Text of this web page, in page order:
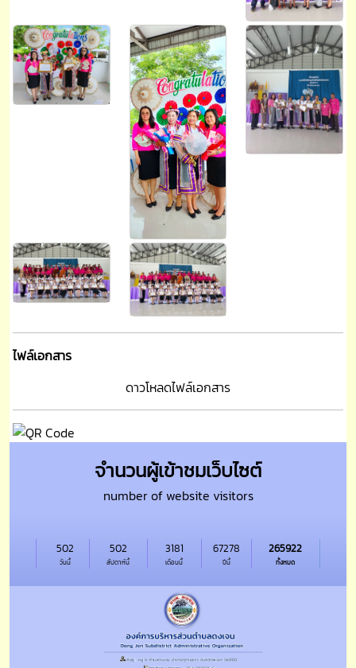
ไฟล์เอกสาร
ดาวโหลดไฟล์เอกสาร
จำนวนผู้เข้าชมเว็บไซต์
number of website visitors
วันนี้
502
สัปดาห์นี้
502
เดือนนี้
3181
ปีนี้
67278
ทั้งหมด
265922